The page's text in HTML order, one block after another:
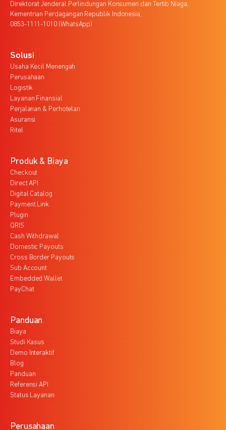
Direktorat Jenderal Perlindungan Konsumen dan Tertib Niaga,
Kementrian Perdagangan Republik Indonesia,
0853-1111-1010 (WhatsApp)
Solusi
Usaha Kecil Menengah
Perusahaan
Logistik
Layanan Finansial
Perjalanan & Perhotelan
Asuransi
Ritel
Produk & Biaya
Checkout
Direct API
Digital Catalog
Payment Link
Plugin
QRIS
Cash Withdrawal
Domestic Payouts
Cross Border Payouts
Sub Account
Embedded Wallet
PayChat
Panduan
Biaya
Studi Kasus
Demo Interaktif
Blog
Panduan
Referensi API
Status Layanan
Perusahaan